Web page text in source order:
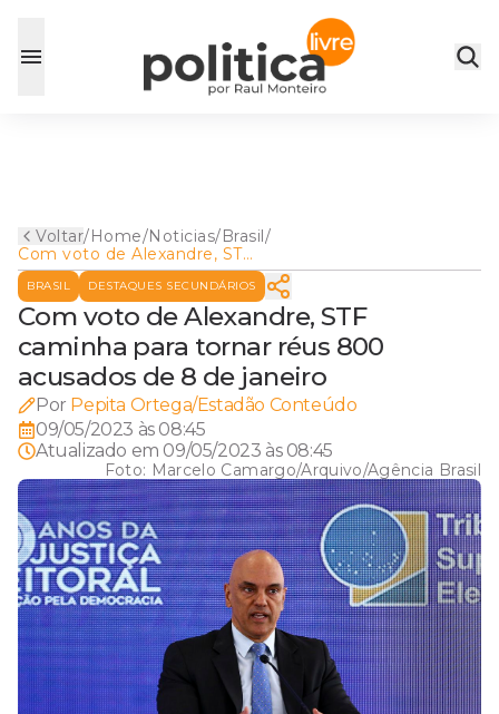
Voltar/Home/Noticias/Brasil/
Com voto de Alexandre, STF
caminha para tornar réus
800 acusados de 8 de
janeiro
BRASIL DESTAQUES SECUNDÁRIOS
Com voto de Alexandre, STF
caminha para tornar réus 800
acusados de 8 de janeiro
Por Pepita Ortega/Estadão Conteúdo
09/05/2023 às 08:45
Atualizado em 09/05/2023 às 08:45
Foto: Marcelo Camargo/Arquivo/Agência Brasil